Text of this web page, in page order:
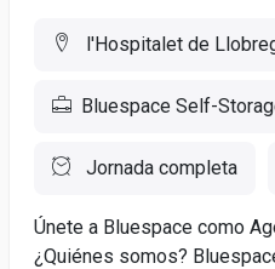
l'Hospitalet de
Bluespace Self-
Jornada completa
Únete a Bluespace como
¿Quiénes somos?